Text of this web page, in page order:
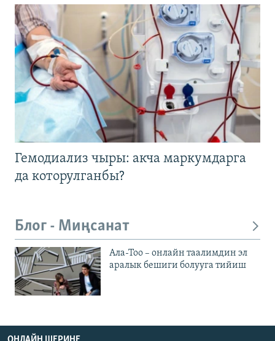
Гемодиализ чыры: акча маркумдарга
да которулганбы?
Блог - Миңсанат
Ала-Тоо – онлайн таалимдин эл
аралык бешиги болууга тийиш